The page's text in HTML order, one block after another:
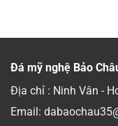
Đá mỹ nghệ Bảo
Địa chỉ : Ninh Vân -
Email: